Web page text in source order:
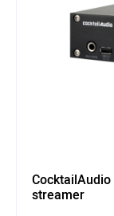
streamer